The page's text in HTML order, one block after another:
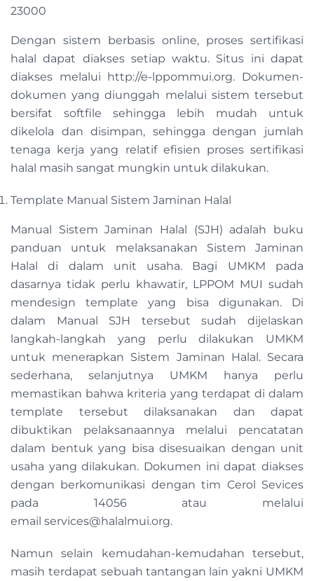
23000
Dengan sistem berbasis online, proses sertifikasi
halal dapat diakses setiap waktu. Situs ini dapat
diakses melalui http://e-lppommui.org. Dokumen-
dokumen yang diunggah melalui sistem tersebut
bersifat softfile sehingga lebih mudah untuk
dikelola dan disimpan, sehingga dengan jumlah
tenaga kerja yang relatif efisien proses sertifikasi
halal masih sangat mungkin untuk dilakukan.
Template Manual Sistem Jaminan Halal
Manual Sistem Jaminan Halal (SJH) adalah buku
panduan untuk melaksanakan Sistem Jaminan
Halal di dalam unit usaha. Bagi UMKM pada
dasarnya tidak perlu khawatir, LPPOM MUI sudah
mendesign template yang bisa digunakan. Di
dalam Manual SJH tersebut sudah dijelaskan
langkah-langkah yang perlu dilakukan UMKM
untuk menerapkan Sistem Jaminan Halal. Secara
sederhana, selanjutnya UMKM hanya perlu
memastikan bahwa kriteria yang terdapat di dalam
template tersebut dilaksanakan dan dapat
dibuktikan pelaksanaannya melalui pencatatan
dalam bentuk yang bisa disesuaikan dengan unit
usaha yang dilakukan. Dokumen ini dapat diakses
dengan berkomunikasi dengan tim Cerol Sevices
pada 14056 atau melalui
email services@halalmui.org.
Namun selain kemudahan-kemudahan tersebut,
masih terdapat sebuah tantangan lain yakni UMKM